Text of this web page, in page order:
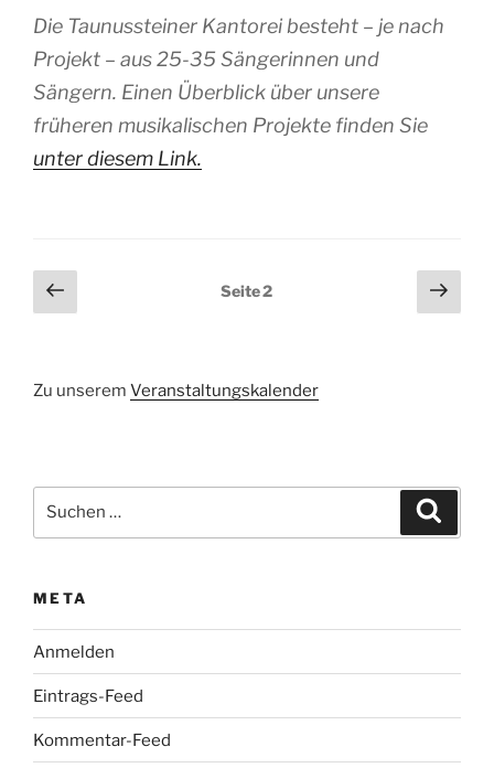
Die Taunussteiner Kantorei besteht – je nach
Projekt – aus 25-35 Sängerinnen und
Sängern. Einen Überblick über unsere
früheren musikalischen Projekte finden Sie
unter diesem Link.
Seitennummerierung
der
Vorherige
Seite
Seite2
Zu unserem Veranstaltungskalender
nach:
META
Anmelden
Eintrags-Feed
Kommentar-Feed